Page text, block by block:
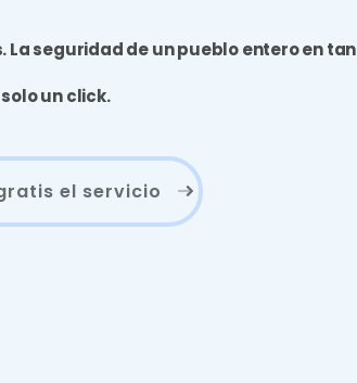
La seguridad de un pueblo entero en tan
solo un click.
el servicio